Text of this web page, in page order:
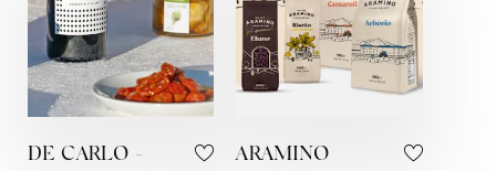
DE CARLO -
ARAMINO